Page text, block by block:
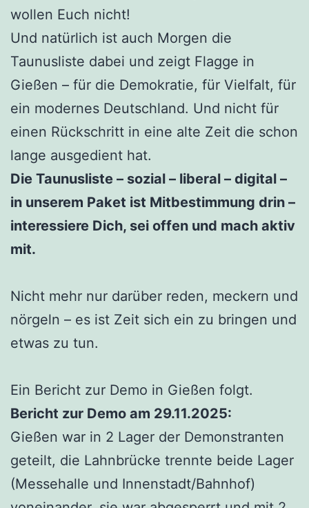
wollen Euch nicht!
Und natürlich ist auch Morgen die
Taunusliste dabei und zeigt Flagge in
Gießen – für die Demokratie, für Vielfalt, für
ein modernes Deutschland. Und nicht für
einen Rückschritt in eine alte Zeit die schon
lange ausgedient hat.
Die Taunusliste – sozial – liberal – digital –
in unserem Paket ist Mitbestimmung drin –
interessiere Dich, sei offen und mach aktiv
mit.
Nicht mehr nur darüber reden, meckern und
nörgeln – es ist Zeit sich ein zu bringen und
etwas zu tun.
Ein Bericht zur Demo in Gießen folgt.
Bericht zur Demo am 29.11.2025:
Gießen war in 2 Lager der Demonstranten
geteilt, die Lahnbrücke trennte beide Lager
(Messehalle und Innenstadt/Bahnhof)